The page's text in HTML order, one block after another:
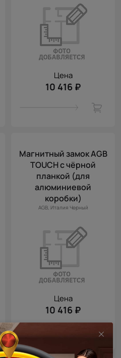
Цена
10 416 ₽
Магнитный замок AGB
TOUCH с чёрной
планкой (для
алюминиевой
коробки)
AGB, Италия Черный
Цена
10 416 ₽